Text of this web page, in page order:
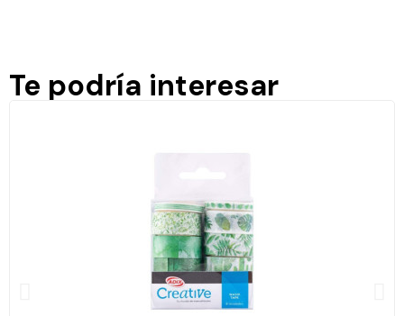
Te podría interesar